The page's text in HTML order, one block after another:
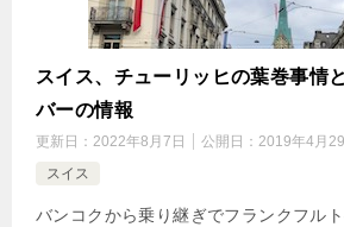
スイス、チューリッヒの葉巻事情
バーの情報
更新日： 2022年8月7日 公開日： 2019年4月
スイス
バンコクから乗り継ぎでフランクフル